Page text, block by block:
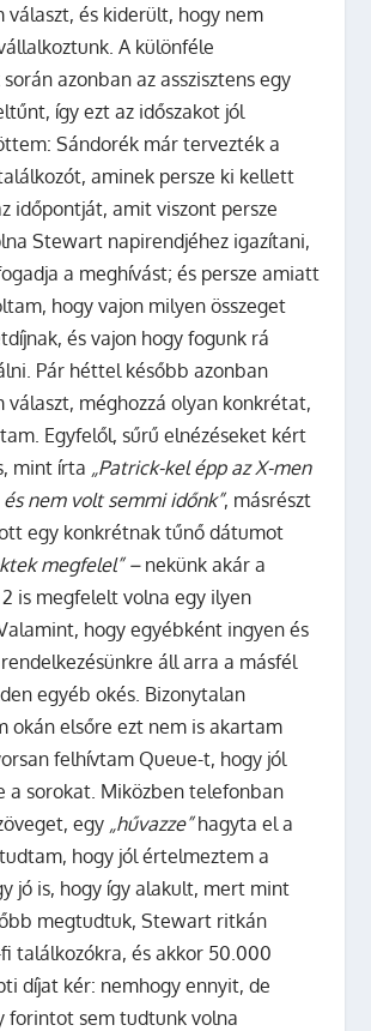
választ, és kiderült, hogy nem
A különféle
azonban az asszisztens egy
így ezt az időszakot jól
Sándorék már tervezték a
aminek persze ki kellett
időpontját, amit viszont persze
Stewart napirendjéhez igazítani,
a meghívást; és persze amiatt
hogy vajon milyen összeget
és vajon hogy fogunk rá
Pár héttel később azonban
választ, méghozzá olyan konkrétat,
Egyfelől, sűrű elnézéseket kért
mint írta „Patrick-kel épp az X-men
nem volt semmi időnk”, másrészt
egy konkrétnak tűnő dátumot
megfelel” – nekünk akár a
is megfelelt volna egy ilyen
hogy egyébként ingyen és
áll arra a másfél
egyéb okés. Bizonytalan
okán elsőre ezt nem is akartam
felhívtam Queue-t, hogy jól
a sorokat. Miközben telefonban
egy „hűvazze”hagyta el a
hogy jól értelmeztem a
jó is, hogy így alakult, mert mint
megtudtuk, Stewart ritkán
találkozókra, és akkor 50.000
díjat kér: nemhogy ennyit, de
forintot sem tudtunk volna